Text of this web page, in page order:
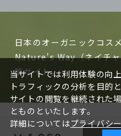
日本のオーガニックコス
Nature’s Way（ネイチ
販サイト。
ネイチャーズウェイの製
あった自然化粧品、オー
開発しています。山梨県
サイトポリシープライバシ
企
当サイトでは利用体験の向
トラフィックの分析を目的
サイトの閲覧を継続された
とものといたします。
詳細についてはプライバシ